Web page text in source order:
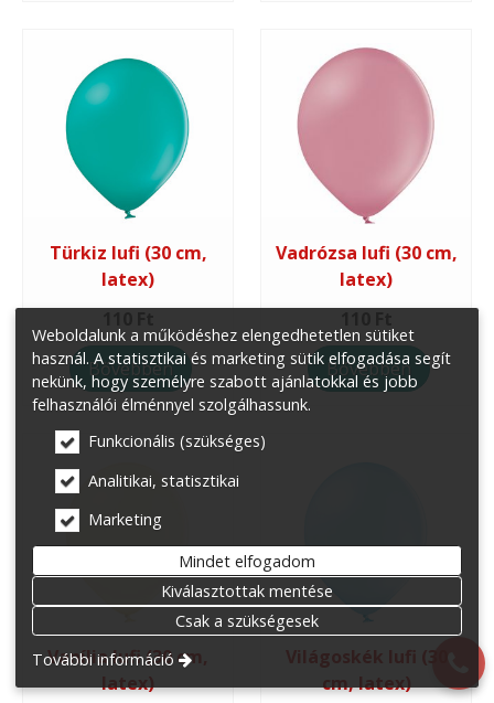
Türkiz lufi (30 cm,
latex)
Bővebben
Vadrózsa lufi (30 cm,
latex)
Bővebben
Vanília lufi (30 cm,
latex)
Világoskék lufi (30
cm, latex)
Weboldalunk a működéshez elengedhetetlen sütiket
használ. A statisztikai és marketing sütik elfogadása segít
nekünk, hogy személyre szabott ajánlatokkal és jobb
felhasználói élménnyel szolgálhassunk.
Funkcionális (szükséges)
Analitikai, statisztikai
Marketing
Mindet elfogadom
Kiválasztottak mentése
Csak a szükségesek
További információ